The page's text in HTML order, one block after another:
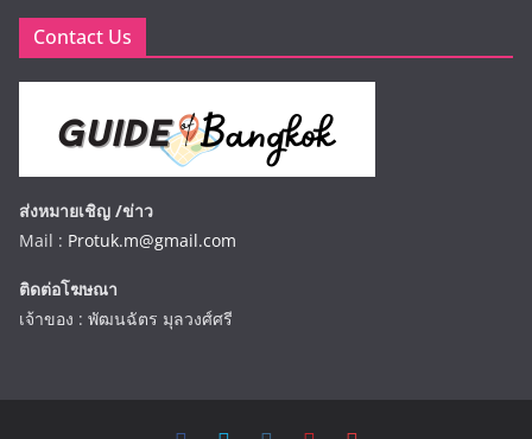
Contact Us
ส่งหมายเชิญ /ข่าว
Mail : Protuk.m@gmail.com
ติดต่อโฆษณา
เจ้าของ : พัฒนฉัตร มุลวงศ์ศรี